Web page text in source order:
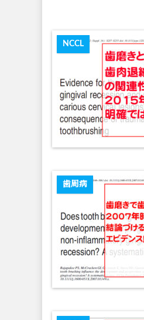
NCCL
歯周病